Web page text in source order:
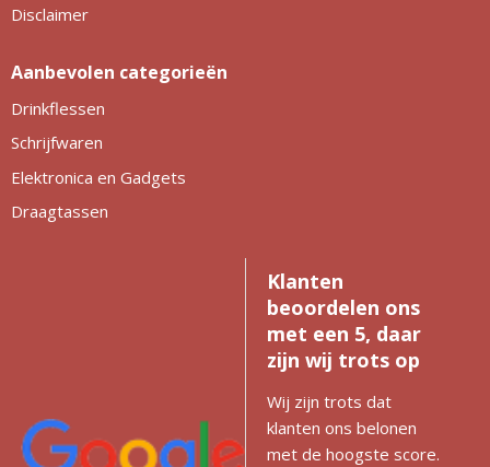
Disclaimer
Aanbevolen categorieën
Drinkflessen
Schrijfwaren
Elektronica en Gadgets
Draagtassen
Klanten
beoordelen ons
met een 5, daar
zijn wij trots op
Wij zijn trots dat
klanten ons belonen
met de hoogste score.